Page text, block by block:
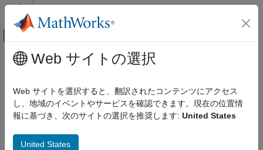
コンテンツへスキップ
オフキャンバス ナビゲーション メ
ドキュメンテーションのホーム
メインコンテンツ
How useful was this information?
Web サイトの選択
Web サイトを選択すると、翻訳されたコンテンツにアクセス
し、地域のイベントやサービスを確認できます。現在の位置情
報に基づき、次のサイトの選択を推奨します: United States
United States